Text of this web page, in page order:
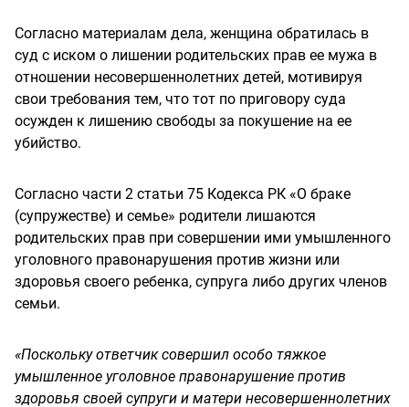
Согласно материалам дела, женщина обратилась в
суд с иском о лишении родительских прав ее мужа в
отношении несовершеннолетних детей, мотивируя
свои требования тем, что тот по приговору суда
осужден к лишению свободы за покушение на ее
убийство.
Согласно части 2 статьи 75 Кодекса РК «О браке
(супружестве) и семье» родители лишаются
родительских прав при совершении ими умышленного
уголовного правонарушения против жизни или
здоровья своего ребенка, супруга либо других членов
семьи.
«Поскольку ответчик совершил особо тяжкое
умышленное уголовное правонарушение против
здоровья своей супруги и матери несовершеннолетних